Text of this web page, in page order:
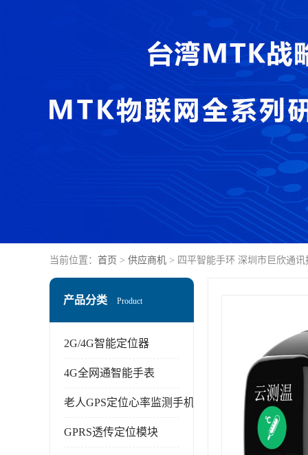
当前位置： 首页 > 供应商机 > 四平智能手环 深圳市巨欣通讯
产品分类 Product
2G/4G智能定位器
4G全网通智能手表
老人GPS定位心率监测手机
GPRS透传定位模块